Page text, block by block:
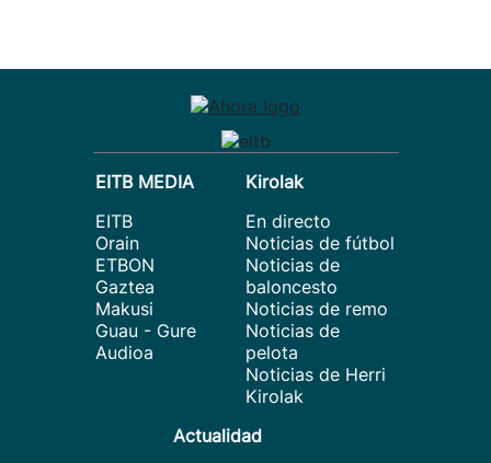
EITB MEDIA
EITB
Orain
ETBON
Gaztea
Makusi
Guau - Gure
Audioa
Kirolak
En directo
Noticias de fútbol
Noticias de
baloncesto
Noticias de remo
Noticias de
pelota
Noticias de Herri
Kirolak
Actualidad